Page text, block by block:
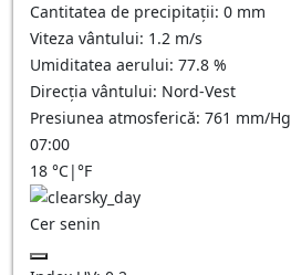
Cantitatea de precipitații: 0 mm
Viteza vântului: 1.2 m/s
Umiditatea aerului: 77.8 %
Direcția vântului: Nord-Vest
Presiunea atmosferică: 761 mm/Hg
07:00
18 °C|°F
Cer senin